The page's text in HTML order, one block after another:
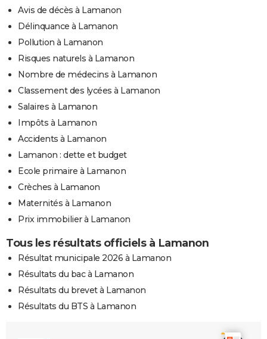
Avis de décès à Lamanon
Délinquance à Lamanon
Pollution à Lamanon
Risques naturels à Lamanon
Nombre de médecins à Lamanon
Classement des lycées à Lamanon
Salaires à Lamanon
Impôts à Lamanon
Accidents à Lamanon
Lamanon : dette et budget
Ecole primaire à Lamanon
Crèches à Lamanon
Maternités à Lamanon
Prix immobilier à Lamanon
Tous les résultats officiels à Lamanon
Résultat municipale 2026 à Lamanon
Résultats du bac à Lamanon
Résultats du brevet à Lamanon
Résultats du BTS à Lamanon